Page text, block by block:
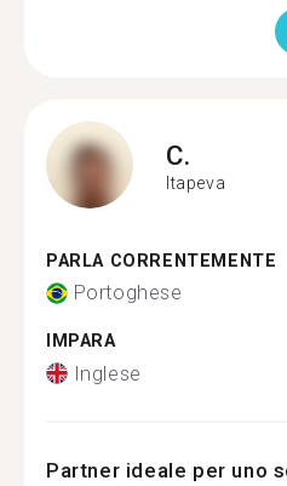
C.
Itapeva
PARLA CORRENTEMENTE
Portoghese
IMPARA
Inglese
Partner ideale per uno